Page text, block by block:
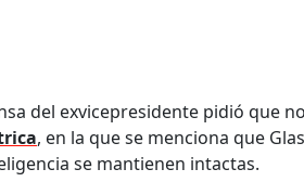
del exvicepresidente pidió que
, en la que se menciona que
se mantienen intactas.